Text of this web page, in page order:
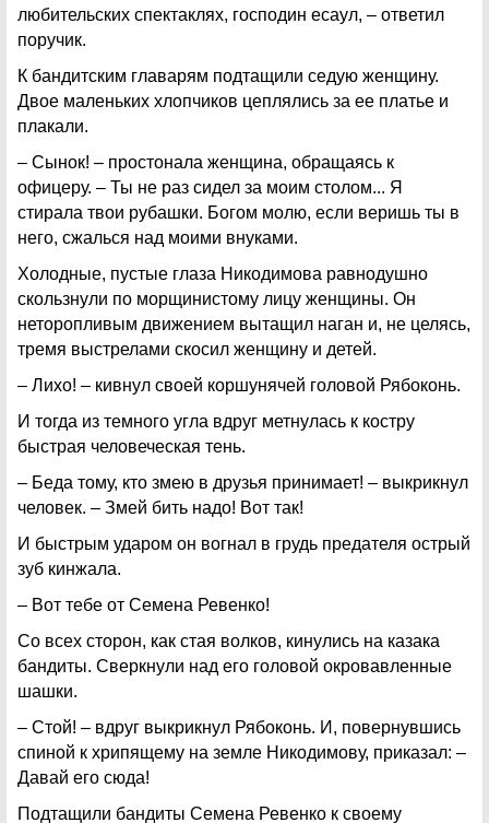
любительских спектаклях, господин есаул, – ответил
поручик.
К бандитским главарям подтащили седую женщину.
Двое маленьких хлопчиков цеплялись за ее платье и
плакали.
– Сынок! – простонала женщина, обращаясь к
офицеру. – Ты не раз сидел за моим столом... Я
стирала твои рубашки. Богом молю, если веришь ты в
него, сжалься над моими внуками.
Холодные, пустые глаза Никодимова равнодушно
скользнули по морщинистому лицу женщины. Он
неторопливым движением вытащил наган и, не целясь,
тремя выстрелами скосил женщину и детей.
– Лихо! – кивнул своей коршунячей головой Рябоконь.
И тогда из темного угла вдруг метнулась к костру
быстрая человеческая тень.
– Беда тому, кто змею в друзья принимает! – выкрикнул
человек. – Змей бить надо! Вот так!
И быстрым ударом он вогнал в грудь предателя острый
зуб кинжала.
– Вот тебе от Семена Ревенко!
Со всех сторон, как стая волков, кинулись на казака
бандиты. Сверкнули над его головой окровавленные
шашки.
– Стой! – вдруг выкрикнул Рябоконь. И, повернувшись
спиной к хрипящему на земле Никодимову, приказал: –
Давай его сюда!
Подтащили бандиты Семена Ревенко к своему